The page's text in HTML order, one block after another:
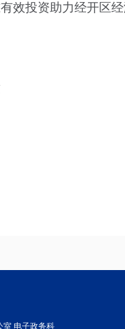
投资助力经开区
室 电子政务科